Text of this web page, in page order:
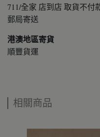
711/全家 店到店 取貨不付
郵局寄送
港澳地區寄貨
順豐貨運
相關商品